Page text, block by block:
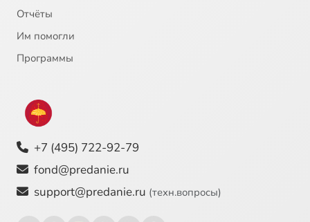
Отчёты
Им помогли
Программы
+7 (495) 722-92-79
fond@predanie.ru
support@predanie.ru (техн.вопросы)